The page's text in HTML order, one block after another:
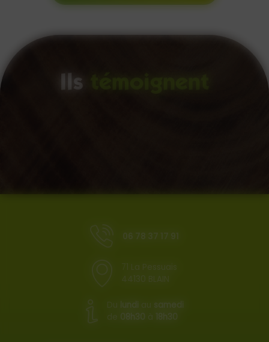
Ils
06 78 37 17 91
71 La Pessuais
Du lundi au samedi
08h30 18h30